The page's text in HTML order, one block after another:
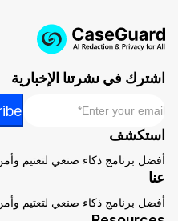
اشترك في نشرتنا الإخبارية
Email
استكشف
أفضل برنامج ذكاء صنعي لتعتيم
عنا
أفضل برنامج ذكاء صنعي لتعتيم